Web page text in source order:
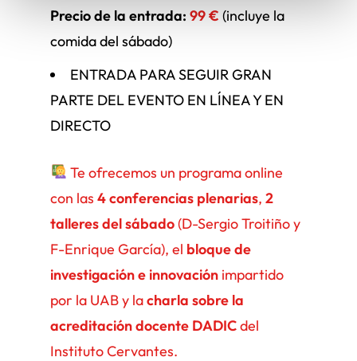
Precio de la entrada:99 € (incluye la
comida del sábado)
ENTRADA PARA SEGUIR GRAN
PARTE DEL EVENTO EN LÍNEA Y EN
DIRECTO
Te ofrecemos un programa online
con las4 conferencias plenarias,2
talleres del sábado(D-Sergio Troitiño y
F-Enrique García), el bloque de
investigación e innovación impartido
por la UAB y lacharla sobre la
acreditación docente DADICdel
Instituto Cervantes.